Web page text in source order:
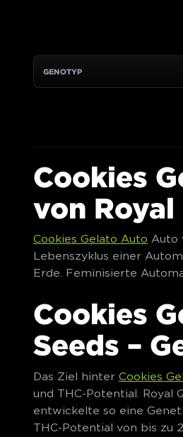
Cookies
von Royal
Cookies Gelato Auto Auto
Lebenszyklus einer
Erde. Feminisierte
Cookies
Seeds –
Das Ziel hinter Cookies
und THC-Potential. Royal
entwickelte so eine
THC-Potential von bis zu